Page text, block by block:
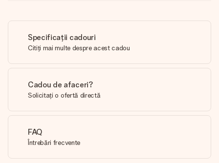
Specificații cadouri
Citiți mai multe despre acest cadou
Cadou de afaceri?
Solicitați o ofertă directă
FAQ
Întrebări frecvente